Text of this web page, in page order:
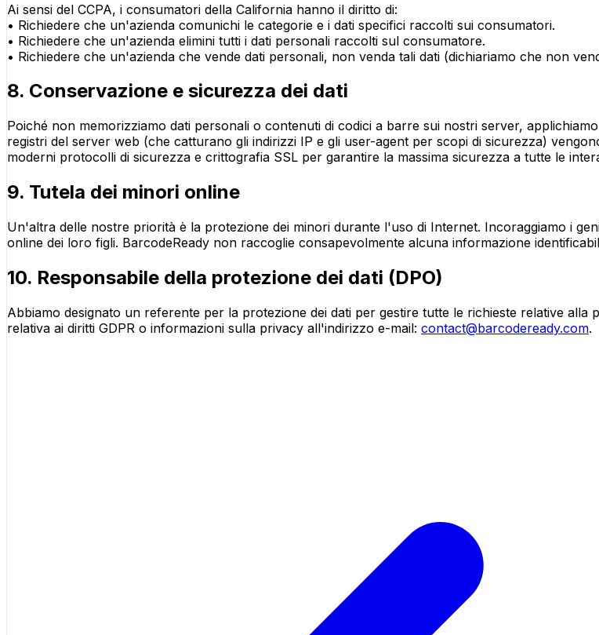
Ai sensi del CCPA, i consumatori della California hanno il diritto di:
• Richiedere che un'azienda comunichi le categorie e i dati specifici raccolti sui consumatori.
• Richiedere che un'azienda elimini tutti i dati personali raccolti sul consumatore.
• Richiedere che un'azienda che vende dati personali, non venda tali dati (dichiariamo che non
8. Conservazione e sicurezza dei dati
Poiché non memorizziamo dati personali o contenuti di codici a barre sui nostri server,
registri del server web (che catturano gli indirizzi IP e gli user-agent per scopi di sicurezza)
moderni protocolli di sicurezza e crittografia SSL per garantire la massima sicurezza a tutte le
9. Tutela dei minori online
Un'altra delle nostre priorità è la protezione dei minori durante l'uso di Internet. Incoraggiamo i
online dei loro figli. BarcodeReady non raccoglie consapevolmente alcuna informazione
10. Responsabile della protezione dei dati (DPO)
Abbiamo designato un referente per la protezione dei dati per gestire tutte le richieste relative
relativa ai diritti GDPR o informazioni sulla privacy all'indirizzo e-mail: contact@barcodeready.com.